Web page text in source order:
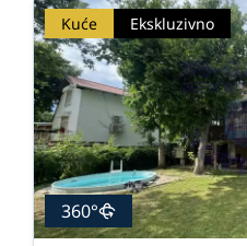
Kuće Ekskluzivno
360°